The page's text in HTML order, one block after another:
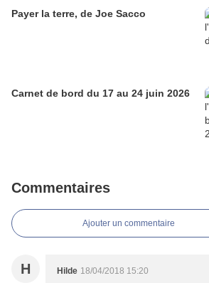
Payer la terre, de Joe Sacco
Carnet de bord du 17 au 24 juin 2026
Commentaires
Ajouter un commentaire
H Hilde 18/04/2018 15:20